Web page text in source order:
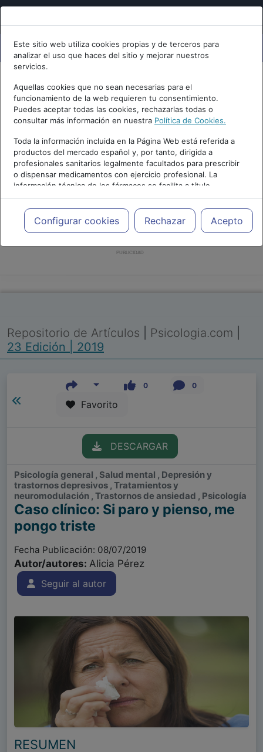
Este sitio web utiliza cookies propias y de terceros para
analizar el uso que haces del sitio y mejorar nuestros
servicios.
Aquellas cookies que no sean necesarias para el
funcionamiento de la web requieren tu consentimiento.
Puedes aceptar todas las cookies, rechazarlas todas o
consultar más información en nuestra Política de Cookies.
Toda la información incluida en la Página Web está referida a
productos del mercado español y, por tanto, dirigida a
profesionales sanitarios legalmente facultados para prescribir
o dispensar medicamentos con ejercicio profesional. La
información técnica de los fármacos se facilita a título
meramente informativo, siendo responsabilidad de los
profesionales facultados prescribir medicamentos y decidir, en
cada caso concreto, el tratamiento más adecuado a las
necesidades del paciente.
Configurar cookies Rechazar Acepto
PUBLICIDAD
Repositorio de Artículos Psicologia.com
23 Edición | 2019
0 0
Favorito
DESCARGAR
Psicología general , Salud mental , Depresión y
trastornos depresivos , Tratamientos y
neuromodulación , Trastornos de ansiedad , Psicología
Caso clínico: Si paro y pienso, me
pongo triste
Fecha Publicación: 08/07/2019
Autor/autores: Alicia Pérez
Seguir al autor
RESUMEN